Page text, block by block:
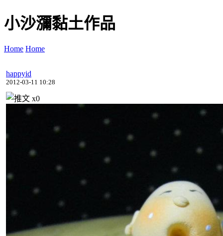
小沙瀰黏土作品
Home Home
happyid
2012-03-11 10:28
x0